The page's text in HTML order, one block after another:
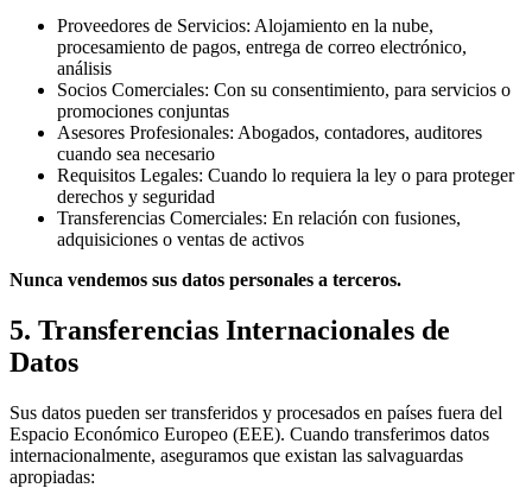
Proveedores de Servicios: Alojamiento en la nube,
procesamiento de pagos, entrega de correo electrónico,
análisis
Socios Comerciales: Con su consentimiento, para servicios o
promociones conjuntas
Asesores Profesionales: Abogados, contadores, auditores
cuando sea necesario
Requisitos Legales: Cuando lo requiera la ley o para proteger
derechos y seguridad
Transferencias Comerciales: En relación con fusiones,
adquisiciones o ventas de activos
Nunca vendemos sus datos personales a terceros.
5. Transferencias Internacionales de
Datos
Sus datos pueden ser transferidos y procesados en países fuera del
Espacio Económico Europeo (EEE). Cuando transferimos datos
internacionalmente, aseguramos que existan las salvaguardas
apropiadas: